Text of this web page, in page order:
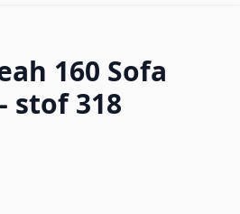
160 Sofa
stof 318